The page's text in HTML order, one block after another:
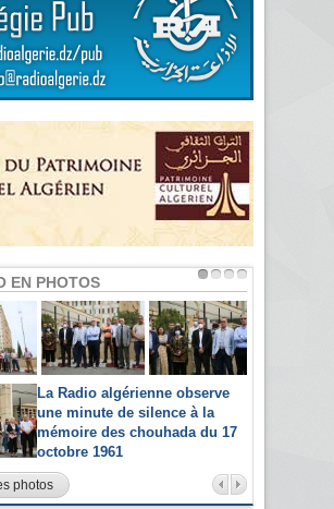
EN PHOTOS
La Radio algérienne observe
une minute de silence à la
mémoire des chouhada du 17
octobre 1961
photos